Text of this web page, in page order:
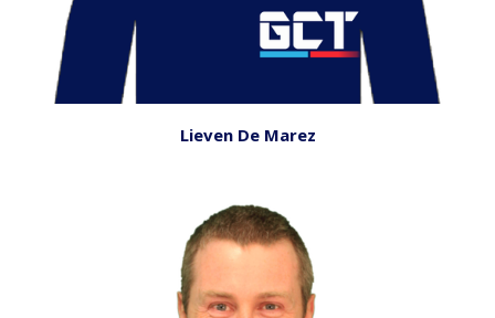
Lieven De Marez